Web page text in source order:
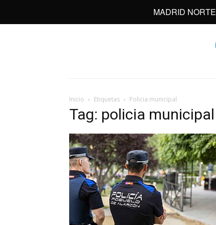
MADRID NORTE
Inicio Etiquetas Policia municipal
Tag: policia municipal